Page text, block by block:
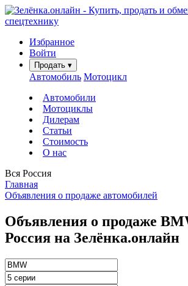
Избранное
Войти
Продать ▾
Автомобиль Мотоцикл
Автомобили
Мотоциклы
Дилерам
Статьи
Стоимость
О нас
Вся Россия
Главная
Объявления о продаже автомобилей
Объявления о продаже
Россия на Зелёнка.онлайн